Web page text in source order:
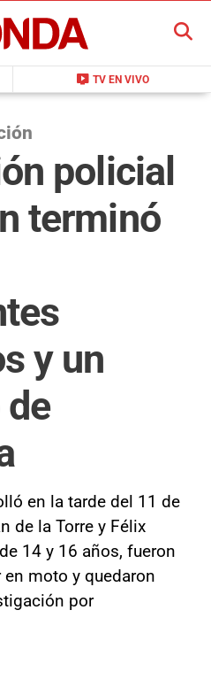
live_tv TV EN VIVO
BUSCAR
policial
terminó
y un
en la tarde del 11 de
de la Torre y Félix
14 y 16 años, fueron
moto y quedaron
por